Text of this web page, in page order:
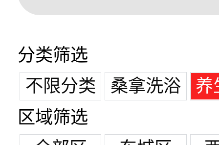
分类筛选
不限分类
桑拿洗浴
养
区域筛选